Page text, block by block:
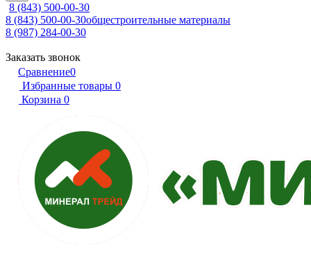
8 (843) 500-00-30
8 (843) 500-00-30общестроительные материалы
8 (987) 284-00-30
Заказать звонок
Сравнение0
Избранные товары 0
Корзина 0